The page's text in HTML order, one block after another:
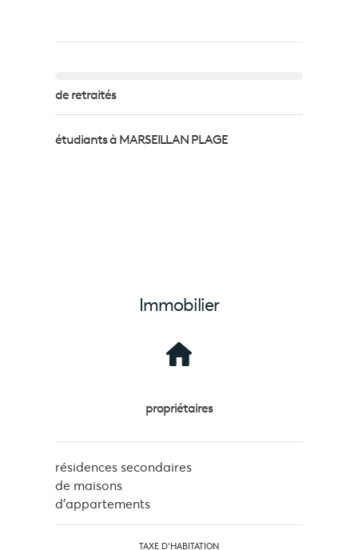
de retraités
étudiants à MARSEILLAN PLAGE
Immobilier
propriétaires
résidences secondaires
de maisons
d'appartements
TAXE D'HABITATION